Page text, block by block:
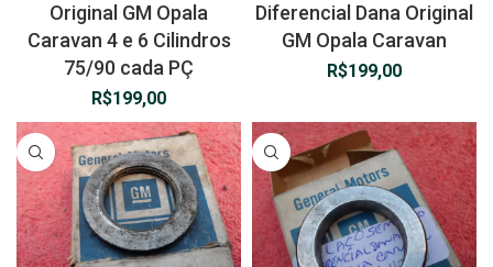
Original GM Opala
Caravan 4 e 6 Cilindros
75/90 cada PÇ
R$199,00
Diferencial Dana Original
GM Opala Caravan
R$199,00